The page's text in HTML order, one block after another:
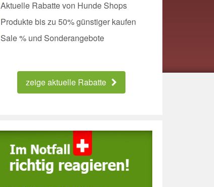
Aktuelle Rabatte von Hunde Shops
Produkte bis zu 50% günstiger kaufen
Sale % und Sonderangebote
zeige aktuelle Rabatte